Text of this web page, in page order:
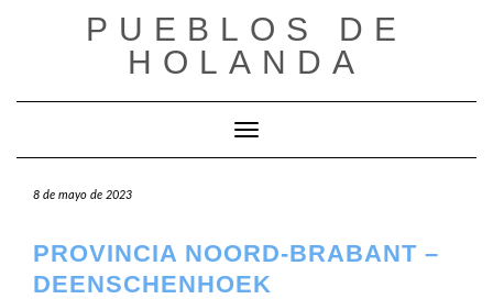
PUEBLOS DE
HOLANDA
Cambiar modo de navegación
8 de mayo de 2023
PROVINCIA NOORD-BRABANT –
DEENSCHENHOEK